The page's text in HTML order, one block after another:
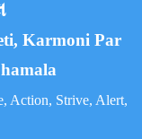
Karmoni Par
Action, Strive, Alert,